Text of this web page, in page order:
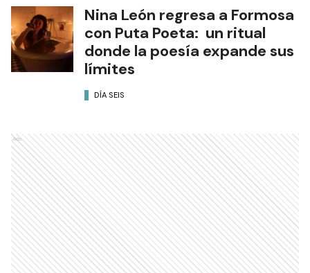
Nina León regresa a Formosa
con Puta Poeta: un ritual
donde la poesía expande sus
límites
DÍA SEIS
Ads